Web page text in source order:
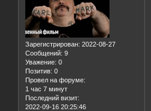
Зарегистрирован: 2022-08-27
Сообщений: 9
Уважение: 0
Позитив: 0
Провел на форуме:
1 час 7 минут
Последний визит:
2022-09-16 20:25:46